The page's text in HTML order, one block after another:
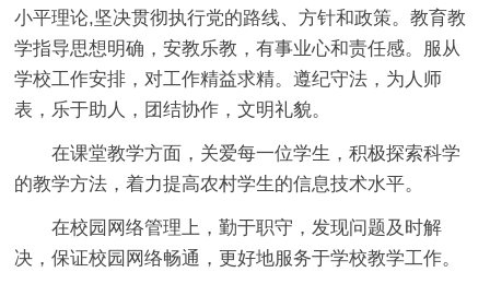
小平理论,坚决贯彻执行党的路线、方针和政策。教育教
学指导思想明确，安教乐教，有事业心和责任感。服从
学校工作安排，对工作精益求精。遵纪守法，为人师
表，乐于助人，团结协作，文明礼貌。
在课堂教学方面，关爱每一位学生，积极探索科学
的教学方法，着力提高农村学生的信息技术水平。
在校园网络管理上，勤于职守，发现问题及时解
决，保证校园网络畅通，更好地服务于学校教学工作。